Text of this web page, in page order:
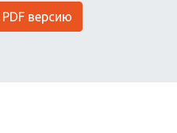
версию